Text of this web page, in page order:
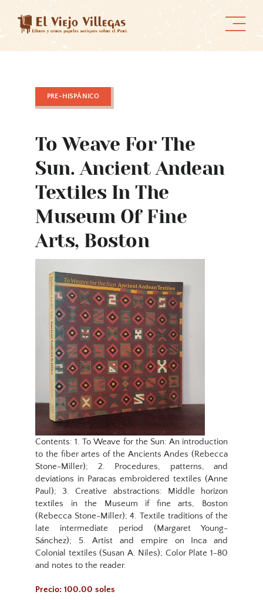
content
PRE-HISPÁNICO
To Weave For The
Sun. Ancient Andean
Textiles In The
Museum Of Fine
Arts, Boston
Contents: 1. To Weave for the Sun: An introduction
to the fiber artes of the Ancients Andes (Rebecca
Stone-Miller); 2. Procedures, patterns, and
deviations in Paracas embroidered textiles (Anne
Paul); 3. Creative abstractions: Middle horizon
textiles in the Museum if fine arts, Boston
(Rebecca Stone-Miller); 4. Textile traditions of the
late intermediate period (Margaret Young-
Sánchez); 5. Artist and empire on Inca and
Colonial textiles (Susan A. Niles); Color Plate 1-80
and notes to the reader.
Precio: 100.00 soles